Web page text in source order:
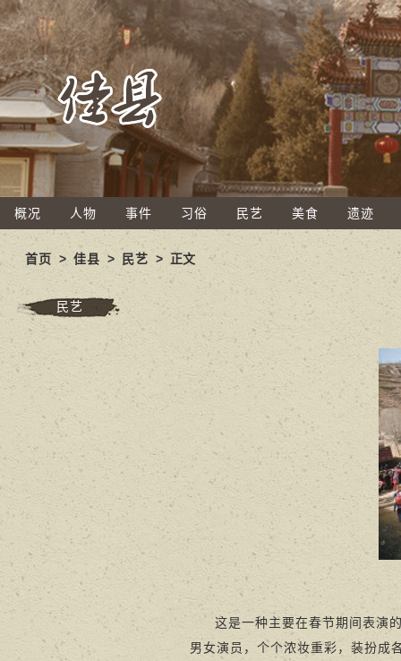
概况 人物 事件 习俗 民艺 美食 遗迹
首页 >佳县 > 民艺 > 正文
民艺
这是一种主要在春节期间表演
男女演员，个个浓妆重彩，装扮成